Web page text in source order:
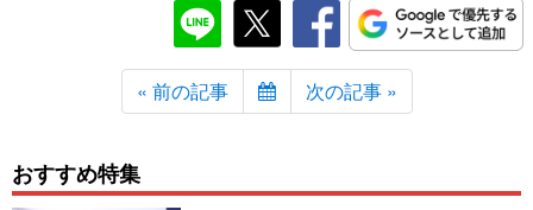
« 前の記事 次の記事 »
おすすめ特集